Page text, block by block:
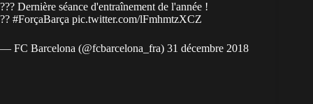
??? Dernière séance d'entraînement de l'année !
?? #ForçaBarça pic.twitter.com/lFmhmtzXCZ
— FC Barcelona (@fcbarcelona_fra) 31 décembre 2018